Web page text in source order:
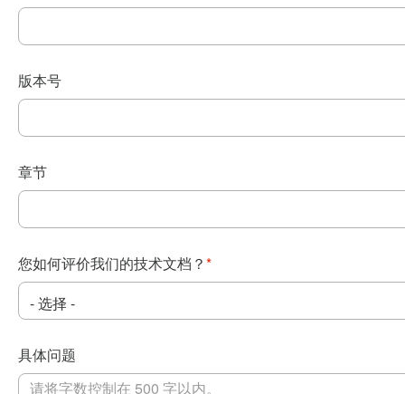
版本号
章节
您如何评价我们的技术文档？ *
具体问题